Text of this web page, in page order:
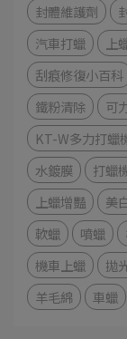
封體維護劑
汽車打蠟
上
刮痕修復小百科
鐵粉清除
可
KT-W多力打蠟
水鍍膜
打蠟
上蠟增豔
美
軟蠟
噴蠟
機車上蠟
拋
羊毛綿
車蠟